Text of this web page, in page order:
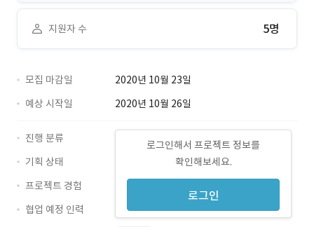
지원자 수 5명
모집 마감일
2020년 10월 23일
예상 시작일
2020년 10월 26일
로그인해서 프로젝트 정보를
확인해보세요.
로그인
진행 분류
기획 상태
프로젝트 경험
협업 예정 인력